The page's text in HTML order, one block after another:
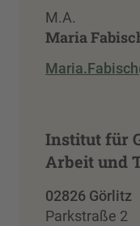
M.A.
Maria
Institut für
Arbeit und
02826 Görlitz
Parkstraße 2